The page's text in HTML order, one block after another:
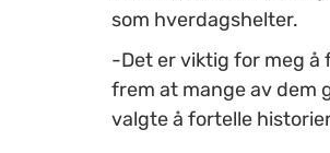
som hverdagshelter.
-Det er viktig for meg å
frem at mange av dem
valgte å fortelle